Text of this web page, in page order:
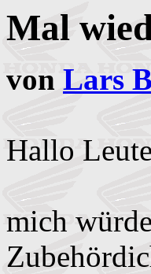
Mal
von Lars
Hallo
mich